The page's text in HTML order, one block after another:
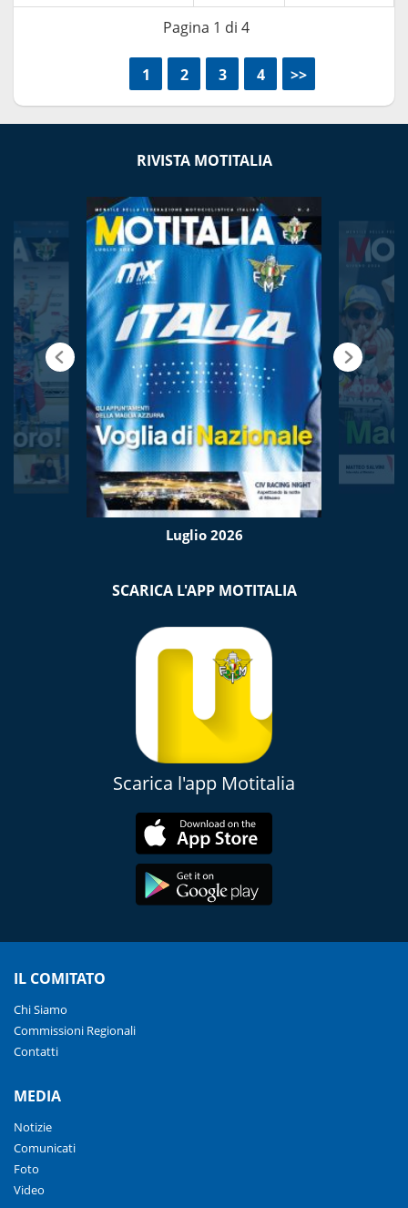
Pagina 1 di 4
1 2 3 4 >>
RIVISTA MOTITALIA
Luglio 2026
SCARICA L'APP MOTITALIA
Scarica l'app Motitalia
IL COMITATO
Chi Siamo
Commissioni Regionali
Contatti
MEDIA
Notizie
Comunicati
Foto
Video